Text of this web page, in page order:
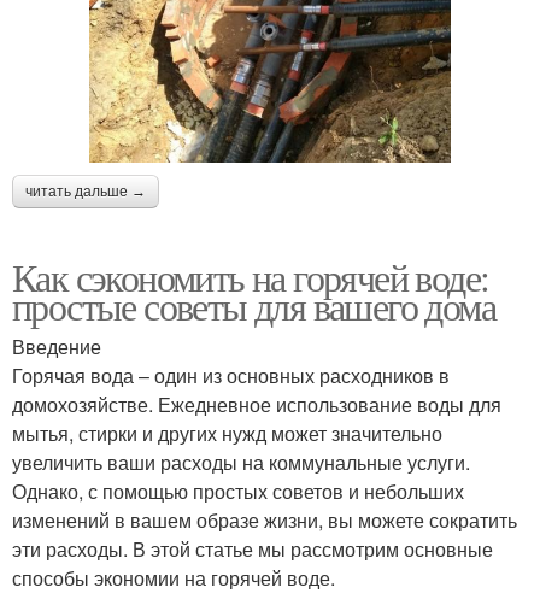
читать дальше →
Как сэкономить на горячей воде:
простые советы для вашего дома
Введение
Горячая вода – один из основных расходников в
домохозяйстве. Ежедневное использование воды для
мытья, стирки и других нужд может значительно
увеличить ваши расходы на коммунальные услуги.
Однако, с помощью простых советов и небольших
изменений в вашем образе жизни, вы можете сократить
эти расходы. В этой статье мы рассмотрим основные
способы экономии на горячей воде.